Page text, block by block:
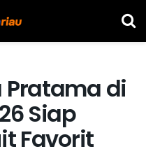
Pratama di
Siap
Favorit